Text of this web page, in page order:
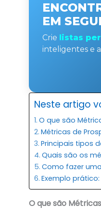
EM
Crie listas
inteligentes e
Neste artigo
O que são
Métricas de
Principais tipos
Quais são os
Como fazer
Exemplo
O que são